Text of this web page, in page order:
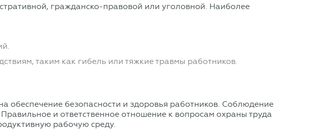
гражданско-правовой или уголовной. Наиболее
таким как гибель или тяжкие травмы работников.
обеспечение безопасности и здоровья работников. Соблюдение
и ответственное отношение к вопросам охраны труда
рабочую среду.